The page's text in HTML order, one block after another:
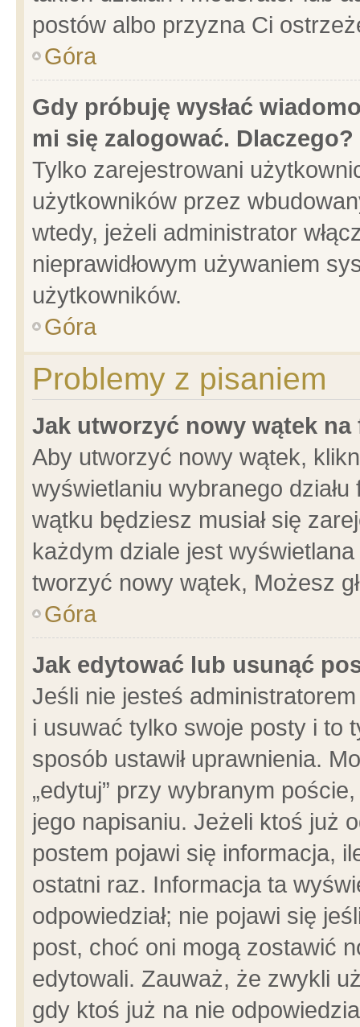
postów albo przyzna Ci
Góra
Gdy próbuję wysłać
mi się zalogować. Dlaczego?
Tylko zarejestrowani
użytkowników przez
wtedy, jeżeli administrator
nieprawidłowym używaniem
użytkowników.
Góra
Problemy z pisaniem
Jak utworzyć nowy wątek na
Aby utworzyć nowy wątek,
wyświetlaniu wybranego
wątku będziesz musiał się
każdym dziale jest
tworzyć nowy wątek, Możesz
Góra
Jak edytować lub usunąć
Jeśli nie jesteś
i usuwać tylko swoje posty i to
sposób ustawił uprawnienia.
„edytuj” przy wybranym
jego napisaniu. Jeżeli ktoś już
postem pojawi się informacja,
ostatni raz. Informacja ta
odpowiedział; nie pojawi się
post, choć oni mogą zostawić
edytowali. Zauważ, że zwykli
gdy ktoś już na nie